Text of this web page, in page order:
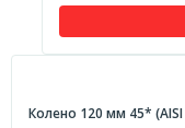
Колено 120 мм 45*